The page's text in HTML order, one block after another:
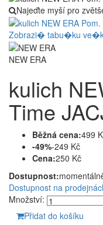
Najeďte myší pro
Zobrazi� tabu�ku
NEW ERA
kulich
Time
Běžná cena:499
-49%-249 Kč
Cena:250 Kč
Dostupnost:
Dostupnost na
Množství:
Přidat do košíku